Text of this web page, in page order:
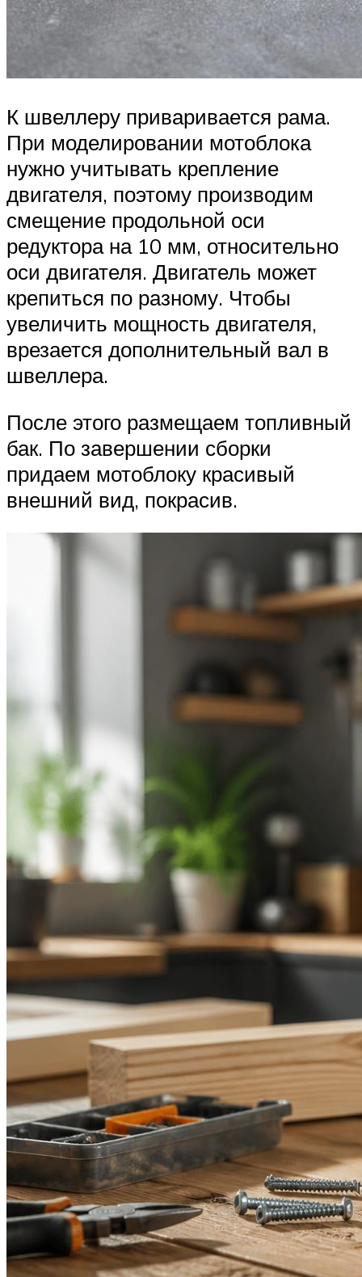
К швеллеру приваривается рама.
При моделировании мотоблока
нужно учитывать крепление
двигателя, поэтому производим
смещение продольной оси
редуктора на 10 мм, относительно
оси двигателя. Двигатель может
крепиться по разному. Чтобы
увеличить мощность двигателя,
врезается дополнительный вал в
швеллера.
После этого размещаем топливный
бак. По завершении сборки
придаем мотоблоку красивый
внешний вид, покрасив.